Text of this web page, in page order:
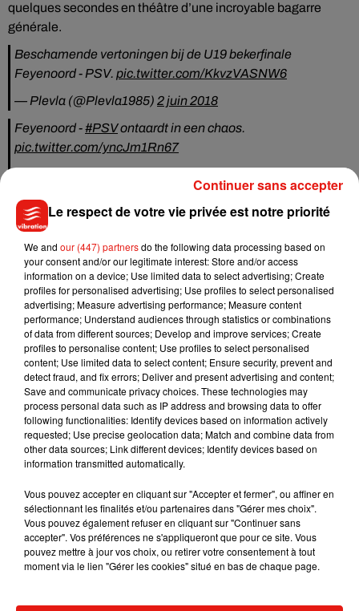
quelques secondes en théâtre d’une incroyable bagarre
générale.
Beschamende vertoningen bij de U19 bekerfinale
Feyenoord - PSV. pic.twitter.com/KkvzVASNW6
— Plevla (@Plevla1985) 2 juin 2018
Feyenoord -#PSVontaardt in een chaos.
pic.twitter.com/yncJm1Rn67
Il aura fallu pas moins de 15 minutes d’interruption pour que
les joueurs retrouvent leur calme, et le match put enfin
victoire du club de la ville de Rotterdam.
Musique
7 août 2026
Julien Lieb s’essaye à la vie de chatelain
dans son nouveau clip
7 août 2026
Madonna sort enfin le remix de « Love
Sensation » avec Kylie Minogue
Le respect de votre vie privée est notre priorité
We and our (447) partnersdo the following data processing based on
your consent and/or our legitimate interest: Store and/or access
information on a device; Use limited data to select advertising; Create
profiles for personalised advertising; Use profiles to select personalised
advertising; Measure advertising performance; Measure content
performance; Understand audiences through statistics or combinations
of data from different sources; Develop and improve services; Create
profiles to personalise content; Use profiles to select personalised
content; Use limited data to select content; Ensure security, prevent and
detect fraud, and fix errors; Deliver and present advertising and content;
Save and communicate privacy choices. These technologies may
process personal data such as IP address and browsing data to offer
following functionalities: Identify devices based on information actively
requested; Use precise geolocation data; Match and combine data from
other data sources; Link different devices; Identify devices based on
information transmitted automatically.
Vous pouvez accepter en cliquant sur "Accepter et fermer", ou affiner en
sélectionnant les finalités et/ou partenaires dans "Gérer mes choix".
Vous pouvez également refuser en cliquant sur "Continuer sans
accepter". Vos préférences ne s'appliqueront que pour ce site. Vous
pouvez mettre à jour vos choix, ou retirer votre consentement à tout
moment via le lien "Gérer les cookies" situé en bas de chaque page.
Continuer sans accepter